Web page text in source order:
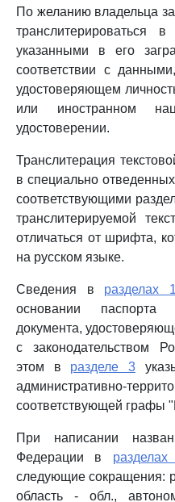
По желанию владельца
транслитерироваться
указанными в его
соответствии с
удостоверяющем
или иностранном
удостоверении.
Транслитерация
в специально
соответствующими
транслитерируемой
отличаться от шрифта,
на русском языке.
Сведения в разделах 1
основании
документа,
с законодательством
этом в разделе 3
административно-
соответствующей графы
При написании
Федерации в
следующие сокращения:
область - обл.,